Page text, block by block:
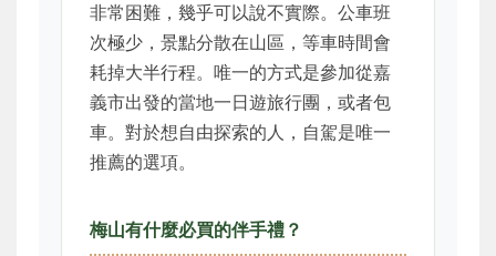
非常困難，幾乎可以說不實際。公車班
次極少，景點分散在山區，等車時間會
耗掉大半行程。唯一的方式是參加從嘉
義市出發的當地一日遊旅行團，或者包
車。對於想自由探索的人，自駕是唯一
推薦的選項。
梅山有什麼必買的伴手禮？